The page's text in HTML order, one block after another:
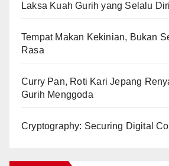
Laksa Kuah Gurih yang Selalu
Tempat Makan Kekinian, Bukan
Rasa
Curry Pan, Roti Kari Jepang
Gurih Menggoda
Cryptography: Securing Digital